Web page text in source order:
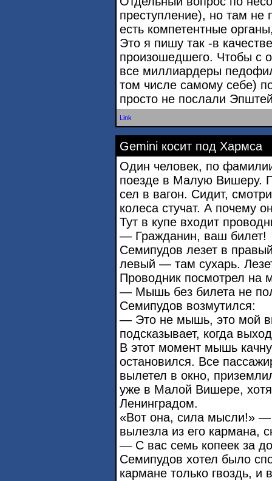
преступление), но там не
есть компетентные
Это я пишу так -в
произошедшего. Чтобы с
все миллиардеры
том числе самому себе)
просто не послали
Link
Gemini косит под Хармса
Один человек, по
поезде в Малую Вишеру.
сел в вагон. Сидит,
колеса стучат. А почему
Тут в купе входит
— Гражданин, ваш билет!
Семипудов лезет в
левый — там сухарь.
Проводник посмотрел на
— Мышь без билета не
Семипудов возмутился:
— Это не мышь, это мой
подсказывает, когда
В этот момент мышь
остановился. Все
вылетел в окно,
уже в Малой Вишере,
Ленинградом.
«Вот она, сила мысли!»
вылезла из его кармана,
— С вас семь копеек за
Семипудов хотел было
кармане только гвоздь,